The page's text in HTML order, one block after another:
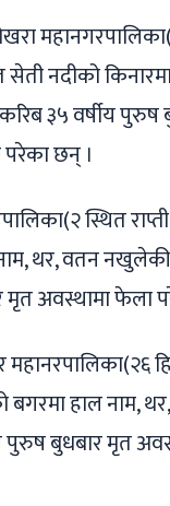
सेती नदीको
३५ वर्षीय पुरुष
छन् ।
स्थित
थर, वतन नखुलेकी
मृत अवस्थामा फेला
बगरमा हाल नाम,
पुरुष बुधबार मृत